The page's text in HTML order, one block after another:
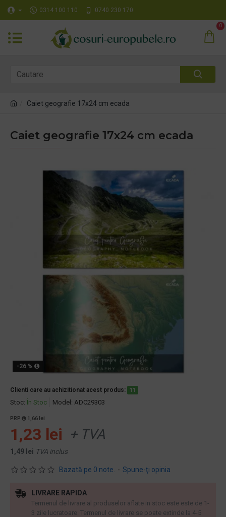
0314 100 110 0740 230 170
0
Caiet geografie 17x24 cm ecada
Caiet geografie 17x24 cm ecada
-26 %
Clienti care au achizitionat acest produs: 11
Stoc: În Stoc Model: ADC29303
Bazată pe 0 note. - Spune-ţi opinia
PRP 1,66 lei
1,23 lei + TVA
1,49 lei TVA inclus
LIVRARE RAPIDA
Termenul de livrare al produselor aflate in stoc este este de 1-
3 zile lucratoare. Termenul de livrare se poate extinde la 4-5